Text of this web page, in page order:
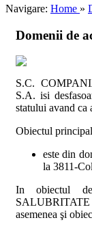
Navigare: Home »
Domenii de
S.C.
S.A. isi
statului avand ca
Obiectul
este din
la 3811-
In obiectul
asemenea şi